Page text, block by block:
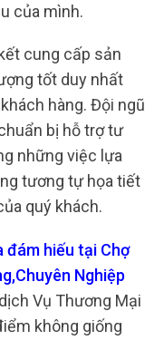
của mình.
cung cấp sản
tốt duy nhất
hàng. Đội ngũ
bị hỗ trợ tư
những việc lựa
tương tự họa tiết
quý khách.
đám hiếu tại Chợ
Nghiệp
Vụ Thương Mại
không giống